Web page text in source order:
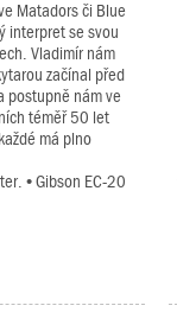
Matadors či Blue
interpret se svou
Vladimír nám
začínal před
postupně nám ve
téměř 50 let
má plno
• Gibson EC-20